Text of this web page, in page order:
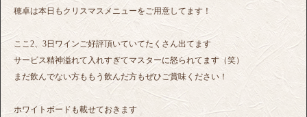
穂卓は本日もクリスマスメニューをご用意してます！
ここ2、3日ワインご好評頂いていてたくさん出てます
サービス精神溢れて入れすぎてマスターに怒られてます（笑）
まだ飲んでない方ももう飲んだ方もぜひご賞味ください！
ホワイトボードも載せておきます